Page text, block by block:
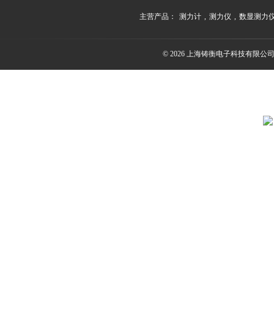
主营产品： 测力计 , 测力仪 , 数显测力
© 2026 上海铸衡电子科技有限公